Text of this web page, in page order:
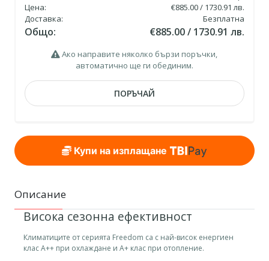
Цена:
€885.00 / 1730.91 лв.
Доставка:
Безплатна
Общо: €885.00 / 1730.91 лв.
Ако направите няколко бързи поръчки,
автоматично ще ги обединим.
ПОРЪЧАЙ
Купи на изплащане
Описание
Висока сезонна ефективност
Климатиците от серията Freedom са с най-висок енергиен
клас А++ при охлаждане и А+ клас при отопление.